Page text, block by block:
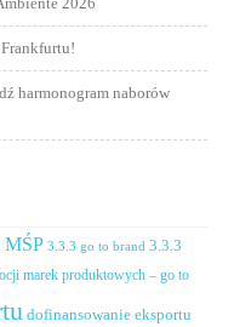
harmonogram naborów
MŚP 3.3.3 go to brand 3.3.3
marek produktowych – go to
dofinansowanie eksportu